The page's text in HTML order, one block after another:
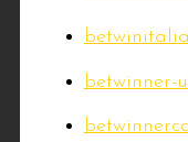
betwinner-